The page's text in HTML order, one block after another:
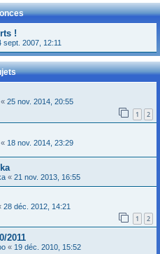
r
e
r
!
sept. 2007, 12:11
« 25 nov. 2014, 20:55
1 2
« 18 nov. 2014, 23:29
« 21 nov. 2013, 16:55
28 déc. 2012, 14:21
1 2
2011
« 19 déc. 2010, 15:52